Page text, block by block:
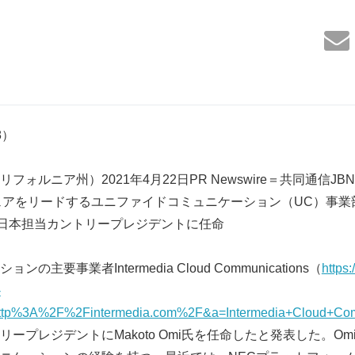
フォルニア州）2021年4月22日PR Newswire＝共同通信
をリードするユニファイドコミュニケーション（UC）事
本担当カントリープレジデントに任命
ョンの主要事業者Intermedia Cloud Communications（
ープレジデントにMakoto Omi氏を任命したと発表した。